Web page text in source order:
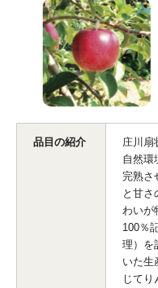
品目の紹介
庄川扇
自然環
完熟さ
と甘さ
わいが
100％
理）を
いた生
じて